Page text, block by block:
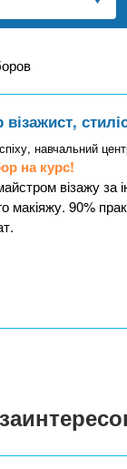
навчальний
на курс!
візажу за
макіяжу. 90%